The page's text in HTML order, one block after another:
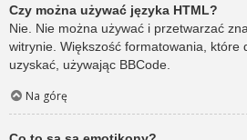
Czy można używać języka HTML?
Nie. Nie można używać i przetwarzać
witrynie. Większość formatowania, które
uzyskać, używając BBCode.
Na górę